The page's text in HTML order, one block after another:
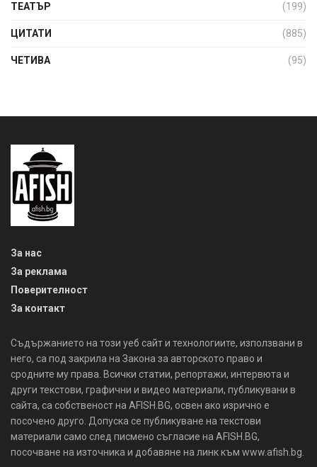
ТЕАТЪР (199)
ЦИТАТИ (885)
ЧЕТИВА (95)
За нас
За реклама
Поверителност
За контакт
Съдържанието на този уеб сайт и технологиите, използвани в
него, са под закрила на Закона за авторското право и
сродните му права. Всички статии, репортажи, интервюта и
други текстови, графични и видео материали, публикувани в
сайта, са собственост на AFISH.BG, освен ако изрично е
посочено друго. Допуска се публикуване на текстови
материали само след писмено съгласие на AFISH.BG,
посочване на източника и добавяне на линк към www.afish.bg.